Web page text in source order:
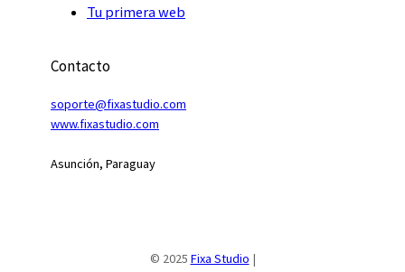
Tu primera web
Contacto
soporte@fixastudio.com
www.fixastudio.com
Asunción, Paraguay
© 2025 Fixa Studio |